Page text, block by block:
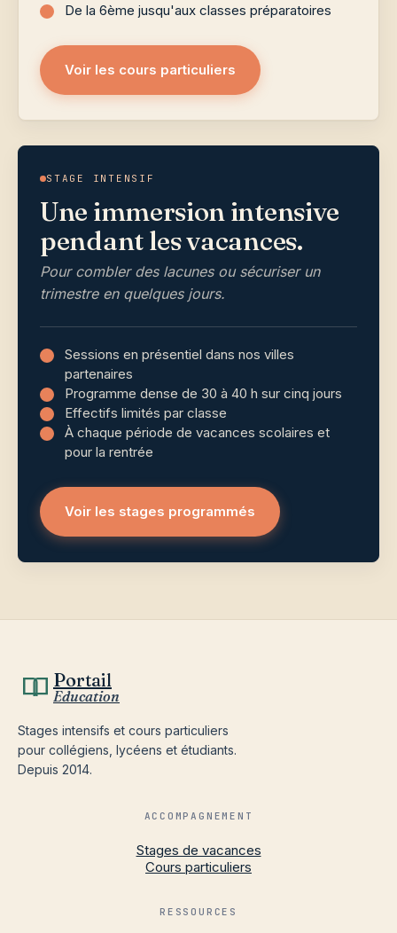
De la 6ème jusqu'aux classes préparatoires
Voir les cours particuliers
STAGE INTENSIF
Une immersion intensive
pendant les vacances.
Pour combler des lacunes ou sécuriser un
trimestre en quelques jours.
Sessions en présentiel dans nos villes
partenaires
Programme dense de 30 à 40 h sur cinq jours
Effectifs limités par classe
À chaque période de vacances scolaires et
pour la rentrée
Voir les stages programmés
Portail
Education
Stages intensifs et cours particuliers
pour collégiens, lycéens et étudiants.
Depuis 2014.
ACCOMPAGNEMENT
Stages de vacances
Cours particuliers
RESSOURCES